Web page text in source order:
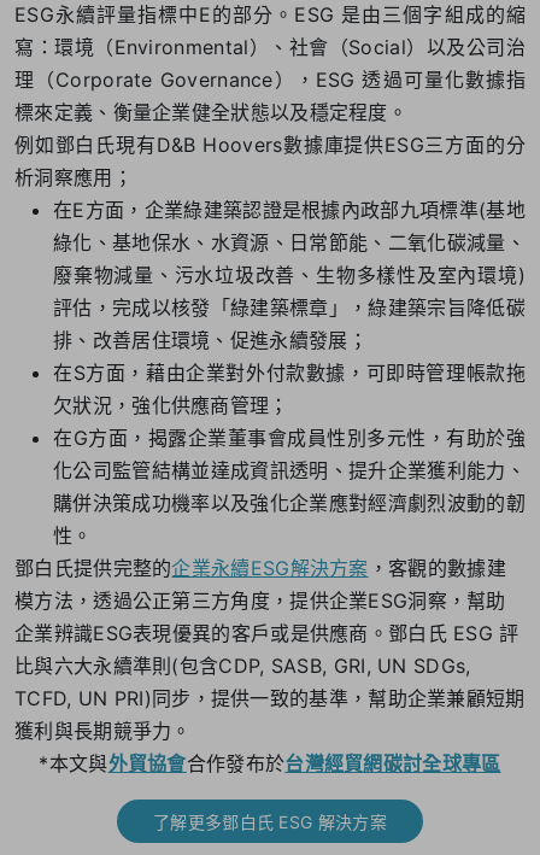
ESG永續評量指標中E的部分。ESG 是由三個字組成的縮
寫：環境（Environmental）、社會（Social）以及公司治
理（Corporate Governance），ESG 透過可量化數據指
標來定義、衡量企業健全狀態以及穩定程度。
例如鄧白氏現有D&B Hoovers數據庫提供ESG三方面的分
析洞察應用；
在E方面，企業綠建築認證是根據內政部九項標準(基地
綠化、基地保水、水資源、日常節能、二氧化碳減量、
廢棄物減量、污水垃圾改善、生物多樣性及室內環境)
評估，完成以核發「綠建築標章」，綠建築宗旨降低碳
排、改善居住環境、促進永續發展；
在S方面，藉由企業對外付款數據，可即時管理帳款拖
欠狀況，強化供應商管理；
在G方面，揭露企業董事會成員性別多元性，有助於強
化公司監管結構並達成資訊透明、提升企業獲利能力、
購併決策成功機率以及強化企業應對經濟劇烈波動的韌
性。
鄧白氏提供完整的企業永續ESG解決方案 ，客觀的數據建
模方法，透過公正第三方角度，提供企業ESG洞察，幫助
企業辨識ESG表現優異的客戶或是供應商。鄧白氏 ESG 評
比與六大永續準則(包含CDP, SASB, GRI, UN SDGs,
TCFD, UN PRI)同步，提供一致的基準，幫助企業兼顧短期
獲利與長期競爭力。
*本文與外貿協會合作發布於台灣經貿網碳討全球專區
了解更多鄧白氏 ESG 解決方案